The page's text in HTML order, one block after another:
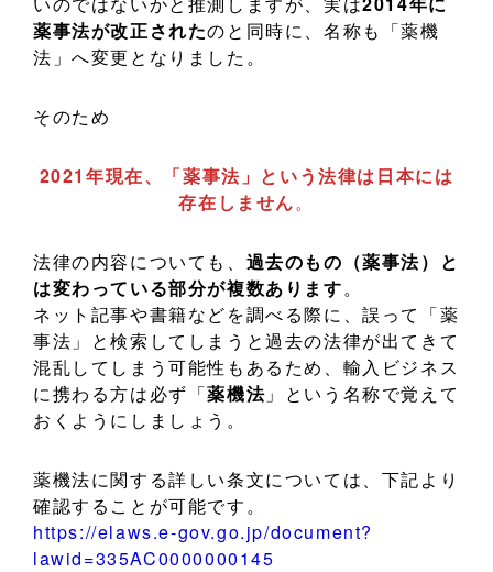
薬事法が改正されたのと同時に、名称も「薬機
法」へ変更となりました。
そのため
2021年現在、「薬事法」という法律は日本には
存在しません。
法律の内容についても、 過去のもの（薬事法）と
は変わっている部分が複数あります。
ネット記事や書籍などを調べる際に、誤って「薬
事法」と検索してしまうと過去の法律が出てきて
混乱してしまう可能性もあるため、輸入ビジネス
に携わる方は必ず「薬機法 」という名称で覚えて
おくようにしましょう。
薬機法に関する詳しい条文については、下記より
確認することが可能です。
https://elaws.e-gov.go.jp/document?
lawid=335AC0000000145